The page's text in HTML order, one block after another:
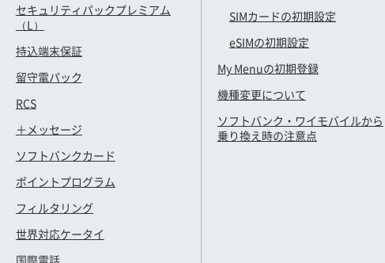
セキュリティパックプレミアム
（L）
持込端末保証
留守電パック
RCS
＋メッセージ
ソフトバンクカード
ポイントプログラム
フィルタリング
世界対応ケータイ
国際電話
SIMカードの初期設定
eSIMの初期設定
My Menuの初期登録
機種変更について
ソフトバンク・ワイモバイルから
乗り換え時の注意点